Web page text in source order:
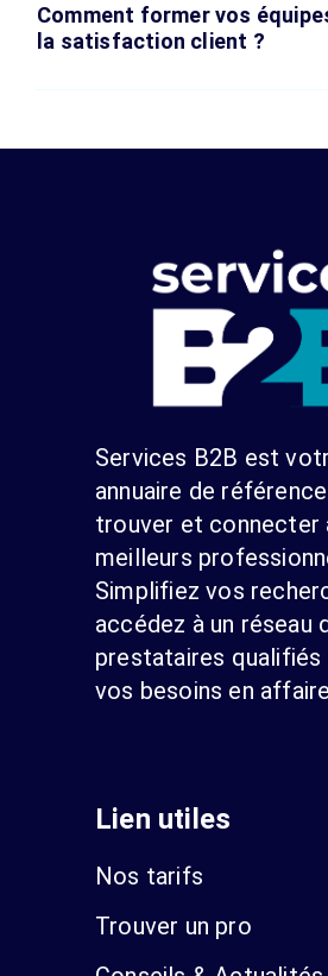
Comment former vos
la satisfaction client ?
Services B2B est
annuaire de
trouver et connecter
meilleurs
Simplifiez vos
accédez à un réseau
prestataires qualifiés
vos besoins en
Lien utiles
Nos tarifs
Trouver un pro